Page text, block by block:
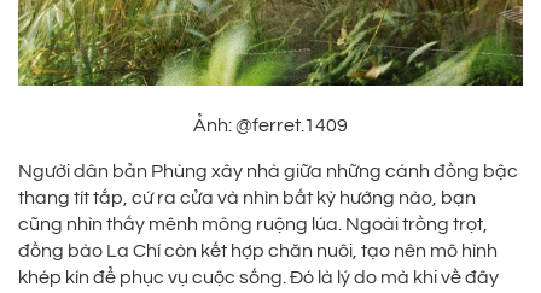
Ảnh: @ferret.1409
Người dân bản Phùng xây nhà giữa những cánh đồng bậc
thang tít tắp, cứ ra cửa và nhìn bất kỳ hướng nào, bạn
cũng nhìn thấy mênh mông ruộng lúa. Ngoài trồng trọt,
đồng bào La Chí còn kết hợp chăn nuôi, tạo nên mô hình
khép kín để phục vụ cuộc sống. Đó là lý do mà khi về đây